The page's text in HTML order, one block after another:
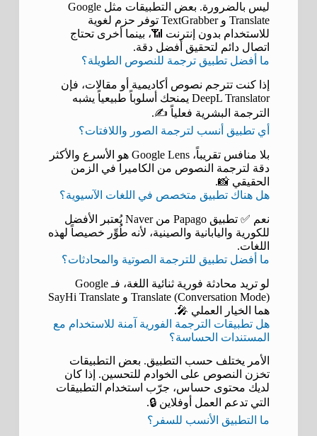
ليس بالضرورة. بعض التطبيقات مثل Google
Translate و TextGrabber توفر حزم لغوية
للاستخدام بدون إنترنت 📶، بينما أخرى تحتاج
اتصال دائم لتحقيق أفضل دقة.
ما أفضل تطبيق ترجمة للنصوص الطويلة؟
إذا كنت تترجم نصوص أكاديمية أو مقالات، فإن
DeepL Translator يمنحك أسلوباً طبيعياً يشبه
الترجمة البشرية فعلياً ✍️.
أي تطبيق أنسب لترجمة الصور واللافتات؟
بلا منافس تقريباً، Google Lens هو الأسرع والأكثر
دقة لترجمة النصوص من الكاميرا في الزمن
الحقيقي 📸.
هل هناك تطبيق متخصص في اللغات الآسيوية؟
نعم ✅ تطبيق Papago من Naver يُعتبر الأفضل
للكورية واليابانية والصينية، لأنه طُوِّر خصيصاً لهذه
اللغات.
ما أفضل تطبيق للترجمة الصوتية والمحادثات؟
لو تريد محادثة فورية ثنائية اللغة، فـ Google
Translate (Conversation Mode) و SayHi Translate
هما الخيار العملي 🎤.
هل تطبيقات الترجمة الفورية آمنة للاستخدام مع
المستندات الحساسة؟
الأمر يختلف حسب التطبيق. بعض التطبيقات
تخزن النصوص على الخوادم للتحسين. إذا كان
لديك محتوى حساس، جرّب استخدام التطبيقات
التي تدعم العمل أوفلاين 🔒.
ما التطبيق الأنسب للسفر؟